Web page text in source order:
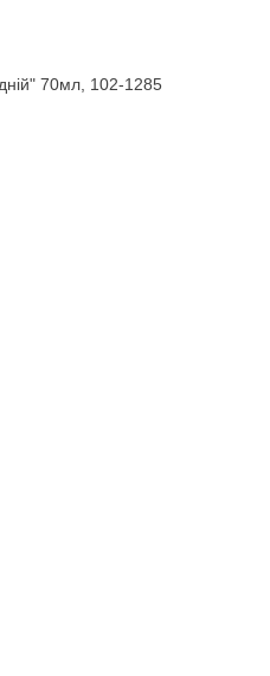
70мл, 102-1285